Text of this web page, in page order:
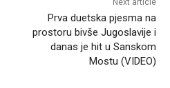
Next article
Prva duetska pjesma na
prostoru bivše Jugoslavije i
danas je hit u Sanskom
Mostu (VIDEO)